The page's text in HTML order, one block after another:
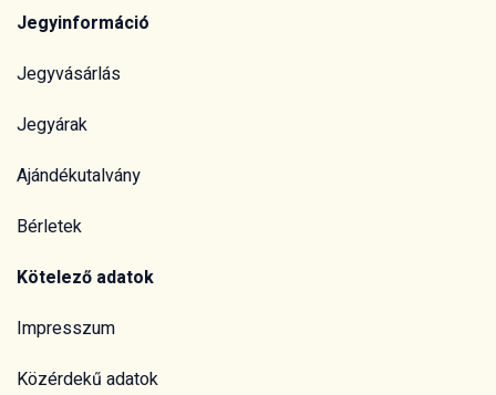
Jegyinformáció
Jegyvásárlás
Jegyárak
Ajándékutalvány
Bérletek
Kötelező adatok
Impresszum
Közérdekű adatok